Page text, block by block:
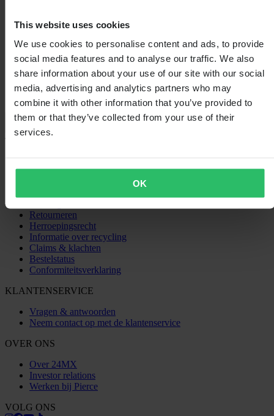
This website uses cookies
We use cookies to personalise content and ads, to provide
social media features and to analyse our traffic. We also
share information about your use of our site with our social
media, advertising and analytics partners who may
combine it with other information that you’ve provided to
them or that they’ve collected from your use of their
services.
OK
2
1
0
Laden...
Algemene Voorwaarden
Retourneren
Herroepingsrecht
Informatie over recycling
Claims & klachten
Bestelstatus
Conformiteitsverklaring
KLANTENSERVICE
Vragen & antwoorden
Neem contact op met de klantenservice
OVER ONS
Over 24MX
Investor relations
Werken bij Pierce
VOLG ONS